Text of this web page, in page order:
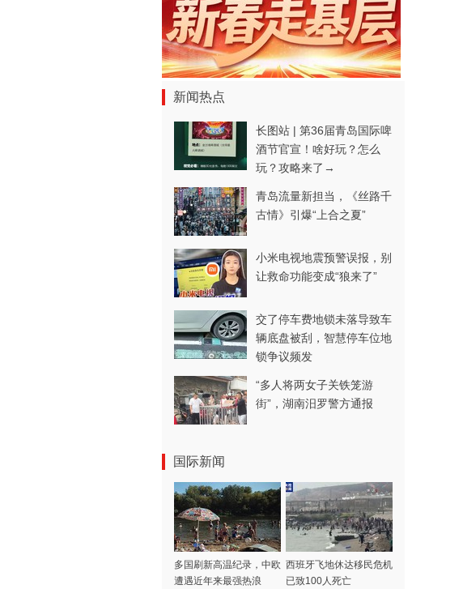
新闻热点
长图站 | 第36届青岛国际啤
酒节官宣！啥好玩？怎么
玩？攻略来了→
青岛流量新担当，《丝路千
古情》引爆“上合之夏”
小米电视地震预警误报，别
让救命功能变成“狼来了”
交了停车费地锁未落导致车
辆底盘被刮，智慧停车位地
锁争议频发
“多人将两女子关铁笼游
街”，湖南汨罗警方通报
国际新闻
多国刷新高温纪录，中欧
遭遇近年来最强热浪
西班牙飞地休达移民危机
已致100人死亡